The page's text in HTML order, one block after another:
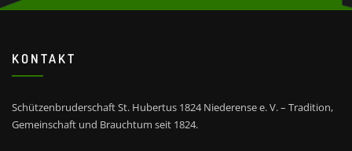
KONTAKT
Schützenbruderschaft St. Hubertus 1824 Niederense e. V. – Tradition,
Gemeinschaft und Brauchtum seit 1824.